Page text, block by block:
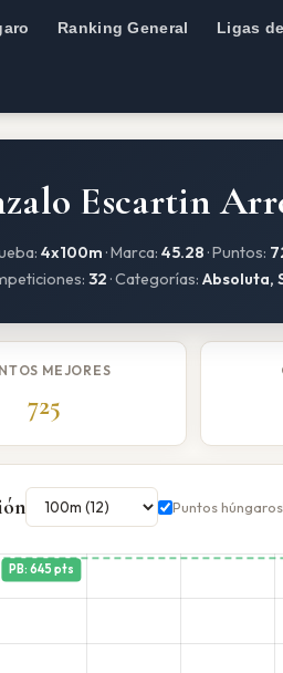
Ranking General Ligas
Escartin
4x100m · Marca: 45.28 · Puntos:
32 · Categorías: Absoluta,
MEJORES
725
Puntos húngaros